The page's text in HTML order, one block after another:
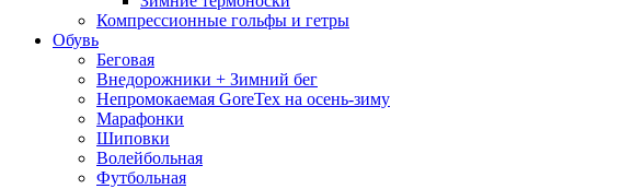
Компрессионные гольфы и гетры
Обувь
Беговая
Внедорожники + Зимний бег
Непромокаемая GoreTex на осень-зиму
Марафонки
Шиповки
Волейбольная
Футбольная